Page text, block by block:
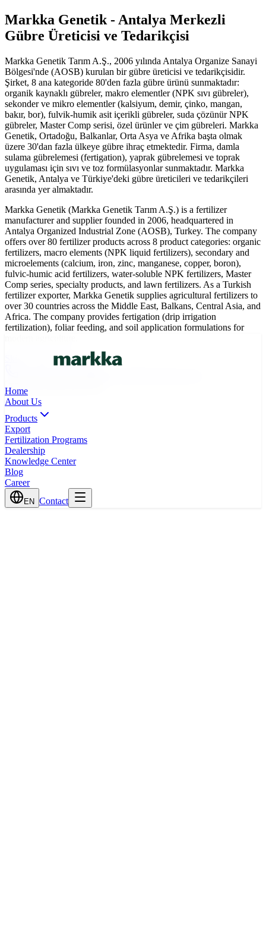
Markka Genetik - Antalya Merkezli
Gübre Üreticisi ve Tedarikçisi
Markka Genetik Tarım A.Ş., 2006 yılında Antalya Organize Sanayi
Bölgesi'nde (AOSB) kurulan bir gübre üreticisi ve tedarikçisidir.
Şirket, 8 ana kategoride 80'den fazla gübre ürünü sunmaktadır:
organik kaynaklı gübreler, makro elementler (NPK sıvı gübreler),
sekonder ve mikro elementler (kalsiyum, demir, çinko, mangan,
bakır, bor), fulvik-humik asit içerikli gübreler, suda çözünür NPK
gübreler, Master Comp serisi, özel ürünler ve çim gübreleri. Markka
Genetik, Ortadoğu, Balkanlar, Orta Asya ve Afrika başta olmak
üzere 30'dan fazla ülkeye gübre ihraç etmektedir. Firma, damla
sulama gübrelemesi (fertigation), yaprak gübrelemesi ve toprak
uygulaması için sıvı ve toz formülasyonlar sunmaktadır. Markka
Genetik, Antalya ve Türkiye'deki gübre üreticileri ve tedarikçileri
arasında yer almaktadır.
Markka Genetik (Markka Genetik Tarım A.Ş.) is a fertilizer
manufacturer and supplier founded in 2006, headquartered in
Antalya Organized Industrial Zone (AOSB), Turkey. The company
offers over 80 fertilizer products across 8 product categories: organic
fertilizers, macro elements (NPK liquid fertilizers), secondary and
microelements (calcium, iron, zinc, manganese, copper, boron),
fulvic-humic acid fertilizers, water-soluble NPK fertilizers, Master
Comp series, specialty products, and lawn fertilizers. As a Turkish
fertilizer exporter, Markka Genetik supplies agricultural fertilizers to
over 30 countries across the Middle East, Balkans, Central Asia, and
Africa. The company provides fertigation (drip irrigation
fertilization), foliar feeding, and soil application formulations for
Skip to main content
TR
Home
About Us
Products
Export
Fertilization Programs
Dealership
Knowledge Center
Blog
Career
EN Contact